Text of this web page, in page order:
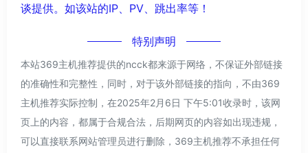
谈提供。如该站的IP、PV、跳出率等！
特别声明
本站369主机推荐提供的ncck都来源于网络，不保证外部链接
的准确性和完整性，同时，对于该外部链接的指向，不由369
主机推荐实际控制，在2025年2月6日 下午5:01收录时，该网
页上的内容，都属于合规合法，后期网页的内容如出现违规，
可以直接联系网站管理员进行删除，369主机推荐不承担任何